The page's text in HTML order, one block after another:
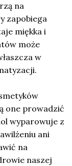
na
zapobiega
miękka i
może
w
one prowadzić
wyparowuje z
ani
na
naszej